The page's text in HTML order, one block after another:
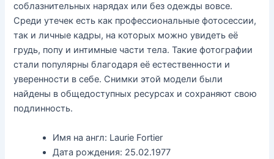
соблазнительных нарядах или без одежды вовсе.
Среди утечек есть как профессиональные фотосессии,
так и личные кадры, на которых можно увидеть её
грудь, попу и интимные части тела. Такие фотографии
стали популярны благодаря её естественности и
уверенности в себе. Снимки этой модели были
найдены в общедоступных ресурсах и сохраняют свою
подлинность.
Имя на англ: Laurie Fortier
Дата рождения: 25.02.1977